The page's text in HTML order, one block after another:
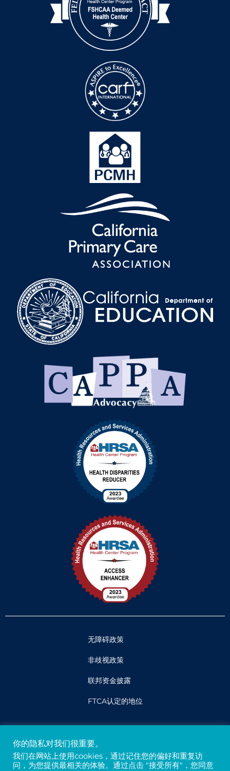
无障碍政策
非歧视政策
联邦资金披露
FTCA认定的地位
隐私权和保密性
贷方
你的隐私对我们很重要。
我们在网站上使用cookies，通过记住您的偏好和重复访
问，为您提供最相关的体验。通过点击 "接受所有"，您同意